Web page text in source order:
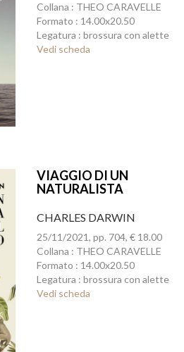
Collana : THEO CARAVELLE
Formato : 14.00x20.50
Legatura : brossura con alette
Vedi scheda
VIAGGIO DI UN
NATURALISTA
CHARLES DARWIN
25/11/2021, pp. 704, € 18.00
Collana : THEO CARAVELLE
Formato : 14.00x20.50
Legatura : brossura con alette
Vedi scheda